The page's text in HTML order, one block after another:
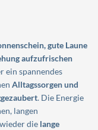
gute Laune
aufzufrischen
ein spannendes
Alltagssorgen und
. Die Energie
langen
die lange